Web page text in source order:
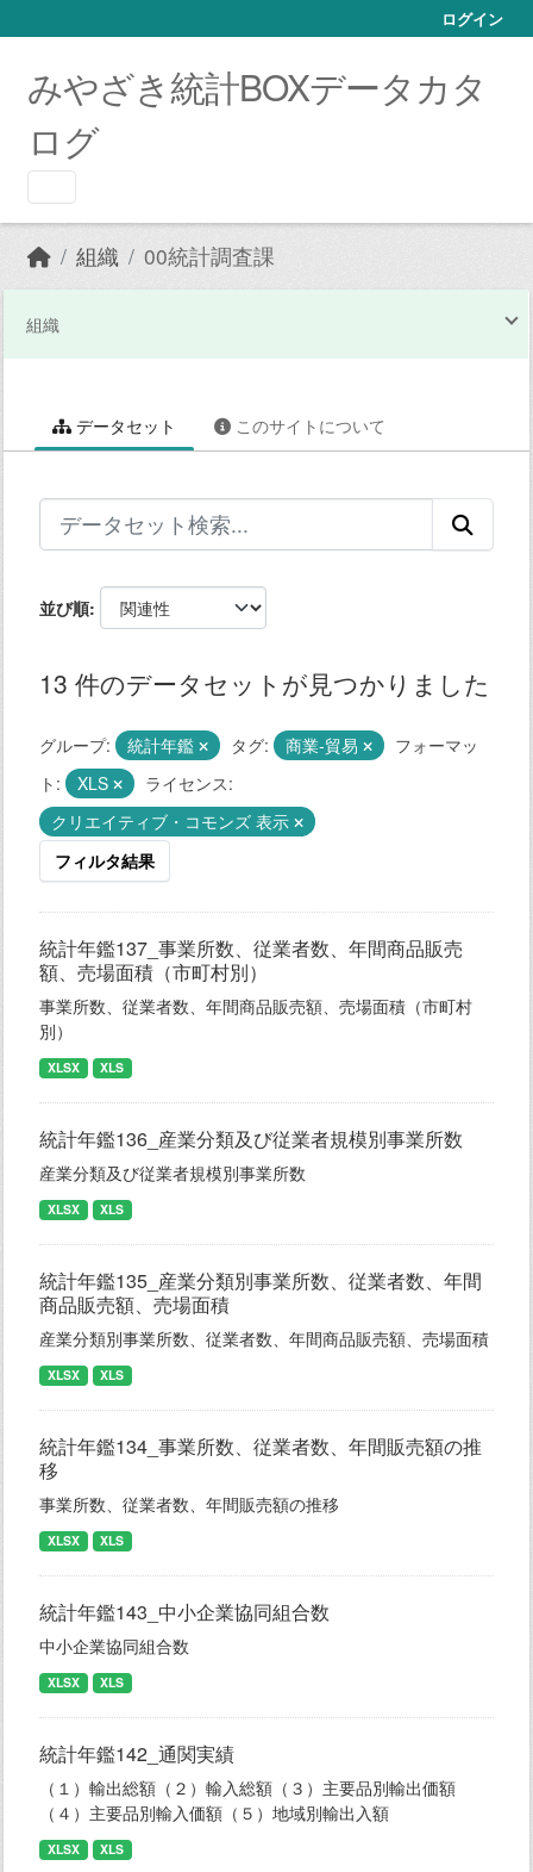
ログイン
みやざき統計BOXデータカタ
ログ
組織 00統計調査課
組織
データセット このサイトについて
並び順
13 件のデータセットが見つかりました
グループ: 統計年鑑 タグ: 商業-貿易
フォーマッ
ト:
XLS
ライセンス:
クリエイティブ・コモンズ 表示
フィルタ結果
統計年鑑137_事業所数、従業者数、年間商品販売
額、売場面積（市町村別）
事業所数、従業者数、年間商品販売額、売場面積（市町村
別）
XLSX XLS
統計年鑑136_産業分類及び従業者規模別事業所数
産業分類及び従業者規模別事業所数
XLSX XLS
統計年鑑135_産業分類別事業所数、従業者数、年間
商品販売額、売場面積
産業分類別事業所数、従業者数、年間商品販売額、売場面積
XLSX XLS
統計年鑑134_事業所数、従業者数、年間販売額の推
移
事業所数、従業者数、年間販売額の推移
XLSX XLS
統計年鑑143_中小企業協同組合数
中小企業協同組合数
XLSX XLS
統計年鑑142_通関実績
（１）輸出総額（２）輸入総額（３）主要品別輸出価額
（４）主要品別輸入価額（５）地域別輸出入額
XLSX XLS